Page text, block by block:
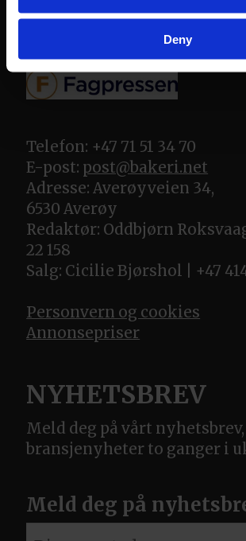
Deny
Telefon: +47 71 51 34 70
E-post: post@bakeri.net
Adresse: Averøyveien 34,
6530 Averøy
Redaktør: Oddbjørn
22 158
Salg: Cicilie Bjørshol | +47
Personvern og cookies
Annonsepriser
NYHETSBREV
Meld deg på vårt
bransjenyheter to ganger i
Meld deg på